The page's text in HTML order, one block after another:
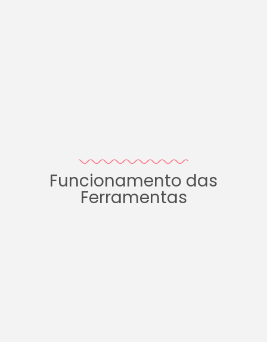
Funcionamento das
Ferramentas